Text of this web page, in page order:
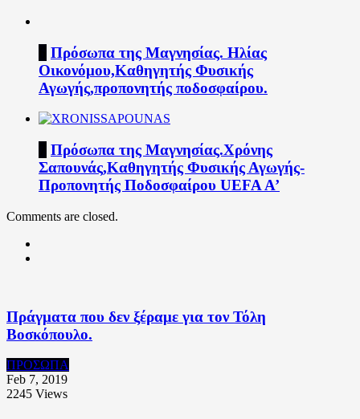
Πρόσωπα της Μαγνησίας. Ηλίας
Οικονόμου,Καθηγητής Φυσικής
Αγωγής,προπονητής ποδοσφαίρου.
Πρόσωπα της Μαγνησίας.Χρόνης
Σαπουνάς,Καθηγητής Φυσικής Αγωγής-
Προπονητής Ποδοσφαίρου UEFA A’
Comments are closed.
Πράγματα που δεν ξέραμε για τον Τόλη
Βοσκόπουλο.
ΠΡΟΣΩΠΑ
Feb 7, 2019
2245 Views